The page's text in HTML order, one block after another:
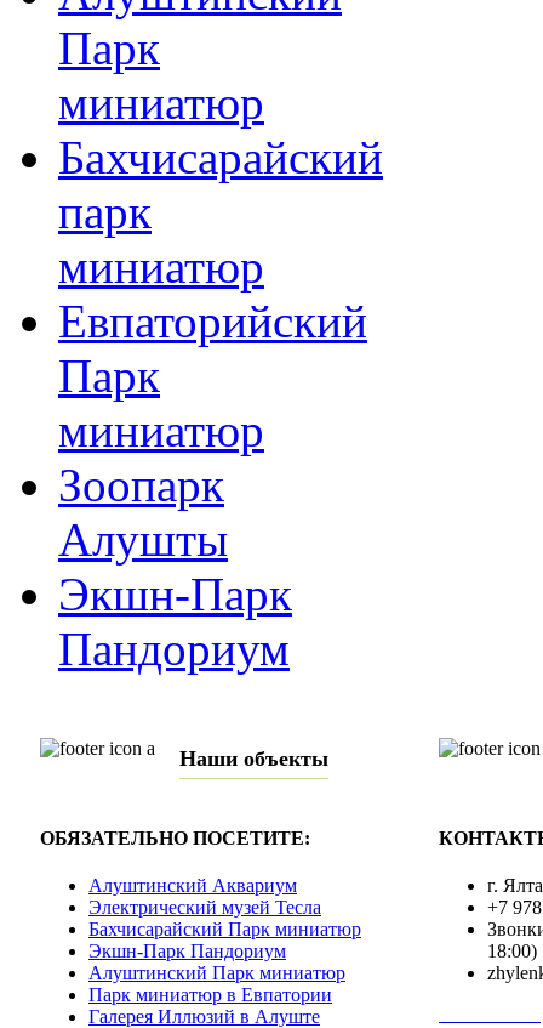
Парк
миниатюр
Бахчисарайский
парк
миниатюр
Евпаторийский
Парк
миниатюр
Зоопарк
Алушты
Экшн-Парк
Пандориум
Наши объекты
ОБЯЗАТЕЛЬНО ПОСЕТИТЕ:
Алуштинский Аквариум
Электрический музей Тесла
Бахчисарайский Парк миниатюр
Экшн-Парк Пандориум
Алуштинский Парк миниатюр
Парк миниатюр в Евпатории
Галерея Иллюзий в Алуште
г.
+7
18:00)